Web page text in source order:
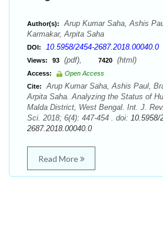
Author(s):
Arup Kumar Saha, Ashis
Karmakar, Arpita Saha
DOI: 10.5958/2454-2687.2018.00040.0
Views: 93 (pdf), 7420 (html)
Access:
Open Access
Cite:
Arup Kumar Saha, Ashis Paul,
Arpita Saha. Analyzing the Status of
Malda District, West Bengal. Int. J.
Sci. 2018; 6(4): 447-454 . doi: 10.5958/
2687.2018.00040.0
Read More